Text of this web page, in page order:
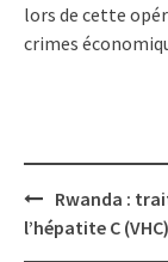
lors de cette
crimes
Post
navigation
Rwanda :
l’hépatite C (VHC)